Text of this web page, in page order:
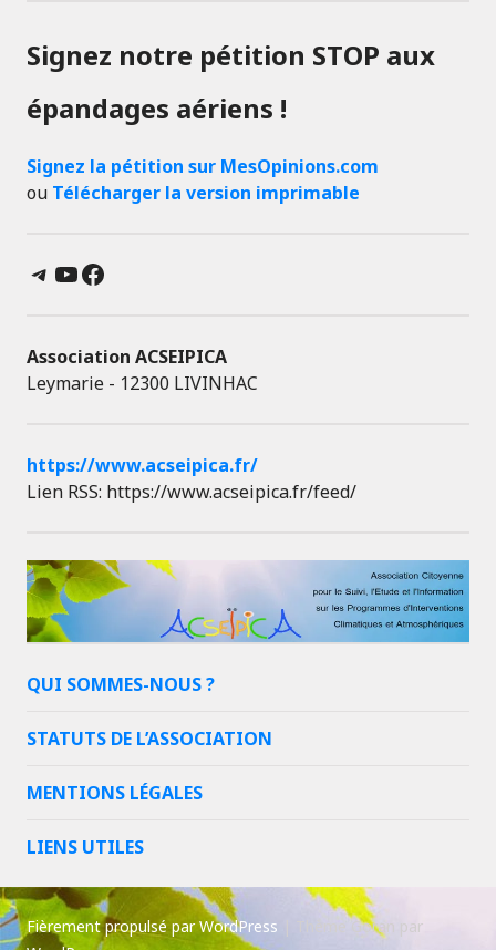
Signez notre pétition STOP aux
épandages aériens !
Signez la pétition sur MesOpinions.com
ou Télécharger la version imprimable
Telegram
YouTube
Facebook
Association ACSEIPICA
Leymarie - 12300 LIVINHAC
https://www.acseipica.fr/
Lien RSS: https://www.acseipica.fr/feed/
QUI SOMMES-NOUS ?
STATUTS DE L’ASSOCIATION
MENTIONS LÉGALES
LIENS UTILES
Fièrement propulsé par WordPress
Thème Goran par